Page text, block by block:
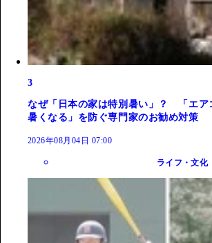
3
なぜ「日本の家は特別暑い」？ 「エア
暑くなる」を防ぐ専門家のお勧め対策
2026年08月04日 07:00
ライフ・文化